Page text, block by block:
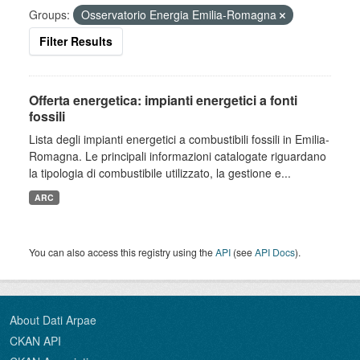
Groups:
Osservatorio Energia Emilia-Romagna
Filter Results
Offerta energetica: impianti energetici a fonti
fossili
Lista degli impianti energetici a combustibili fossili in Emilia-
Romagna. Le principali informazioni catalogate riguardano
la tipologia di combustibile utilizzato, la gestione e...
ARC
You can also access this registry using theAPI (seeAPI Docs).
About Dati Arpae
CKAN API